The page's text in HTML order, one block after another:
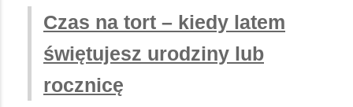
Czas na tort – kiedy latem
świętujesz urodziny lub
rocznicę